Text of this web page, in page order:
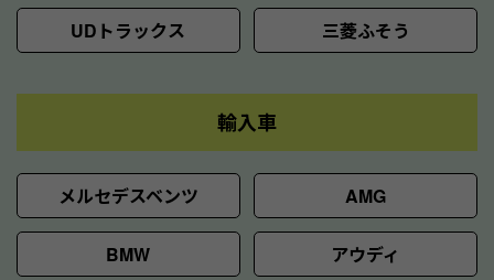
UDトラックス 三菱ふそう
輸入車
メルセデスベンツ AMG
BMW アウディ